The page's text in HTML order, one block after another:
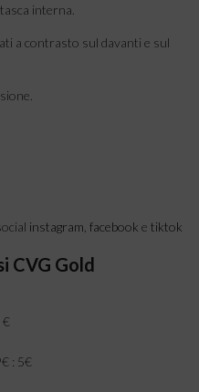
interna.
a contrasto sul davanti e sul
instagram facebook e tiktok
CVG Gold
€
: 5€